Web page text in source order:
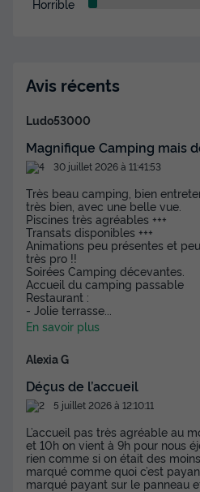
Horrible
Avis récents
Ludo53000
Magnifique Camping mais
30 juillet 2026 à 11:41:53
Très beau camping, bien
très bien, avec une belle vue.
Piscines très agréables +++
Transats disponibles +++
Animations peu présentes et
très pro !!
Soirées Camping décevantes.
Accueil du camping passable
Restaurant :
- Jolie terrasse
En savoir plus
Alexia G
Déçus de l’accueil
5 juillet 2026 à 12:10:11
L’accueil pas très agréable au
et 10h on vient à 9h pour nous
rien comme si on était des
marqué comme quoi c’est
marqué payant sur le panneau